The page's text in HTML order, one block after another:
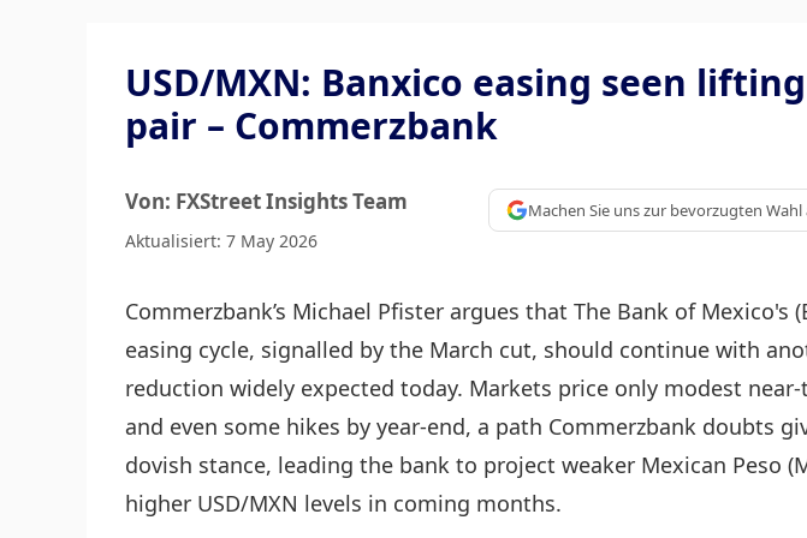
USD/MXN: Banxico easing seen
pair – Commerzbank
Von: FXStreet Insights Team
Aktualisiert: 7 May 2026
Machen Sie uns zur bevorzugten
Commerzbank’s Michael Pfister argues that The Bank of Mexico's
easing cycle, signalled by the March cut, should continue with
reduction widely expected today. Markets price only modest
and even some hikes by year‑end, a path Commerzbank doubts
dovish stance, leading the bank to project weaker Mexican Peso
higher USD/MXN levels in coming months.